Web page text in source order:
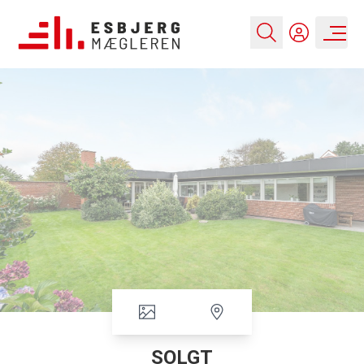
SOLGT